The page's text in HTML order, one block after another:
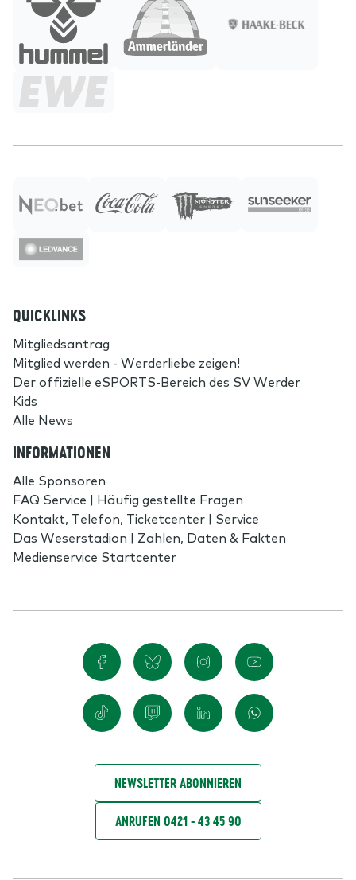
QUICKLINKS
Mitgliedsantrag
Mitglied werden - Werderliebe zeigen!
Der offizielle eSPORTS-Bereich des SV Werder
Kids
Alle News
INFORMATIONEN
Alle Sponsoren
FAQ Service | Häufig gestellte Fragen
Kontakt, Telefon, Ticketcenter | Service
Das Weserstadion | Zahlen, Daten & Fakten
Medienservice Startcenter
NEWSLETTER ABONNIEREN
ANRUFEN 0421 - 43 45 90